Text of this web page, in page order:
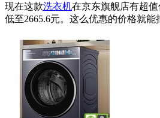
现在这款洗衣机在京东旗舰店有超
低至2665.6元。这么优惠的价格就能